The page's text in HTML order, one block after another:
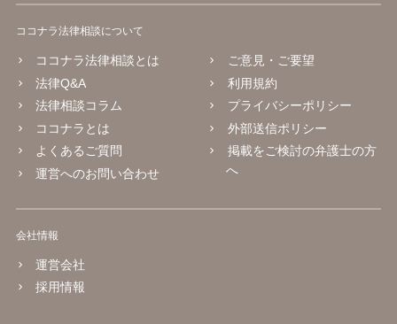
ココナラ法律相談について
ココナラ法律相談とは
法律Q&A
法律相談コラム
ココナラとは
よくあるご質問
運営へのお問い合わせ
ご意見・ご要望
利用規約
プライバシーポリシー
外部送信ポリシー
掲載をご検討の弁護士の方
へ
会社情報
運営会社
採用情報